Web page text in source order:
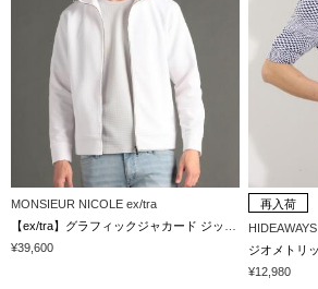
MONSIEUR NICOLE ex/tra
¥39,600
再入荷
HIDEAWAYS
¥12,980